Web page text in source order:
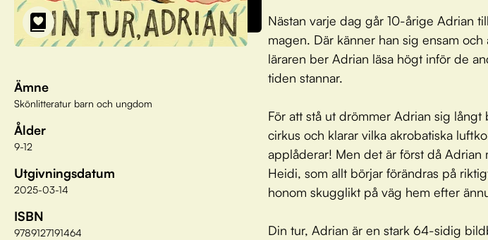
Ämne
Skönlitteratur barn och ungdom
Ålder
9-12
Utgivningsdatum
2025-03-14
ISBN
9789127191464
Nästan varje dag går 10-årige Adrian
magen. Där känner han sig ensam
läraren ber Adrian läsa högt inför de
tiden stannar.
För att stå ut drömmer Adrian sig
cirkus och klarar vilka akrobatiska
applåderar! Men det är först då
Heidi, som allt börjar förändras på
honom skugglikt på väg hem efter
Din tur, Adrian är en stark 64-sidig